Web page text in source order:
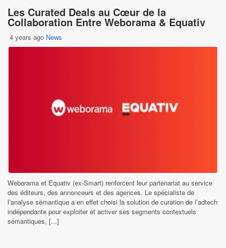
Les Curated Deals au Cœur de la
Collaboration Entre Weborama & Equativ
4 years ago News
Weborama et Equativ (ex-Smart) renforcent leur partenariat au service
des éditeurs, des annonceurs et des agences. Le spécialiste de
l’analyse sémantique a en effet choisi la solution de curation de l’adtech
indépendante pour exploiter et activer ses segments contextuels
sémantiques, [...]